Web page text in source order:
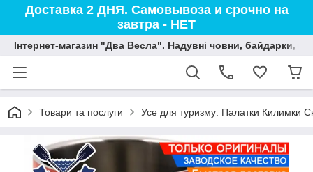
Доставка 2 ДНЯ. Самовывоза и срочно на
завтра - НЕТ
Інтернет-магазин "Два Весла". Надувні човни, байдарки,
Товари та послуги Усе для туризму: Палатки Килимки